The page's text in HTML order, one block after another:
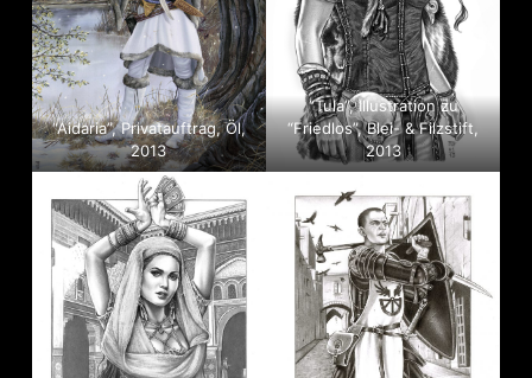
“Aidaria”, Privatauftrag, Öl,
2013
“Tula”, Illustration zu
“Friedlos”, Blei- & Filzstift,
2013